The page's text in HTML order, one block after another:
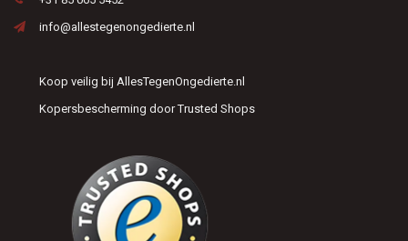
info@allestegenongedierte.nl
Koop veilig bij AllesTegenOngedierte.nl
Kopersbescherming door Trusted Shops